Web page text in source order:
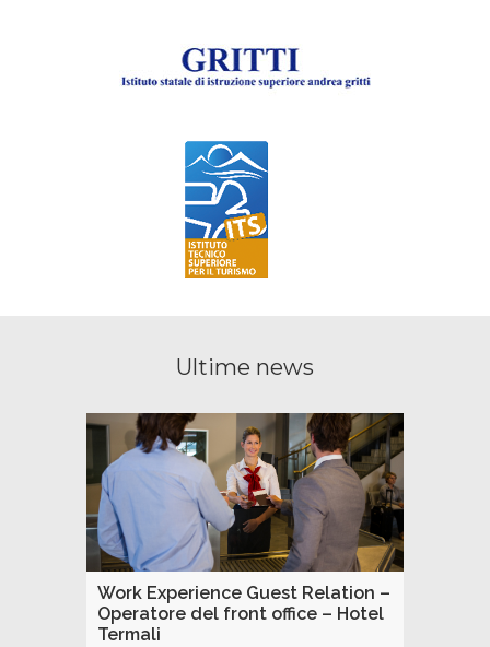
Ultime news
Work Experience Guest Relation –
Operatore del front office – Hotel
Termali